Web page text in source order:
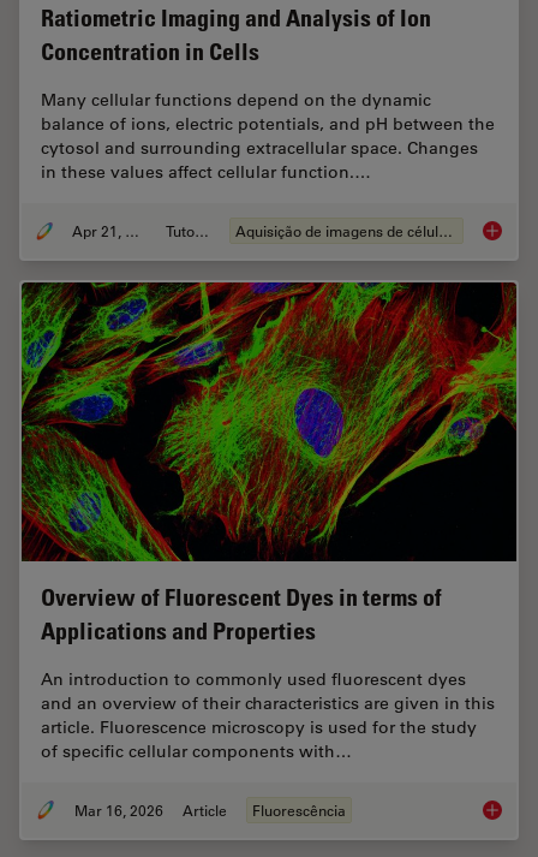
Ratiometric Imaging and Analysis of Ion
Concentration in Cells
Many cellular functions depend on the dynamic
balance of ions, electric potentials, and pH between the
cytosol and surrounding extracellular space. Changes
in these values affect cellular function.…
Apr 21, 2026 Tutorial Aquisição de imagens de células vivas
Overview of Fluorescent Dyes in terms of
Applications and Properties
An introduction to commonly used fluorescent dyes
and an overview of their characteristics are given in this
article. Fluorescence microscopy is used for the study
of specific cellular components with…
Mar 16, 2026 Article Fluorescência